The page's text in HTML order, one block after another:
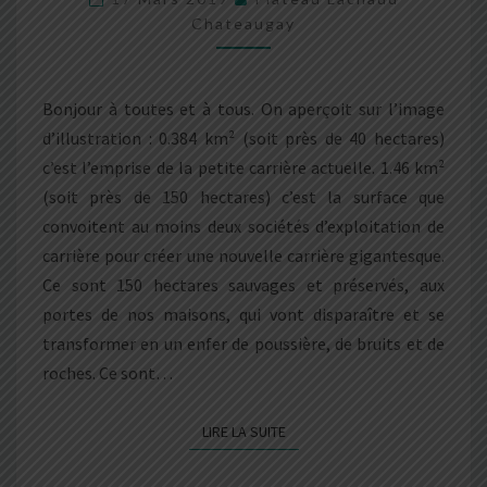
Chateaugay
Bonjour à toutes et à tous. On aperçoit sur l’image
d’illustration : 0.384 km² (soit près de 40 hectares)
c’est l’emprise de la petite carrière actuelle. 1.46 km²
(soit près de 150 hectares) c’est la surface que
convoitent au moins deux sociétés d’exploitation de
carrière pour créer une nouvelle carrière gigantesque.
Ce sont 150 hectares sauvages et préservés, aux
portes de nos maisons, qui vont disparaître et se
transformer en un enfer de poussière, de bruits et de
roches. Ce sont…
LIRE LA SUITELIRE LA SUITE